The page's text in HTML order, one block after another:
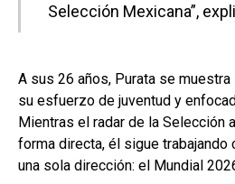
Selección Mexicana”,
A sus 26 años, Purata se
su esfuerzo de juventud y
Mientras el radar de la Selección
forma directa, él sigue trabajando
una sola dirección: el Mundial